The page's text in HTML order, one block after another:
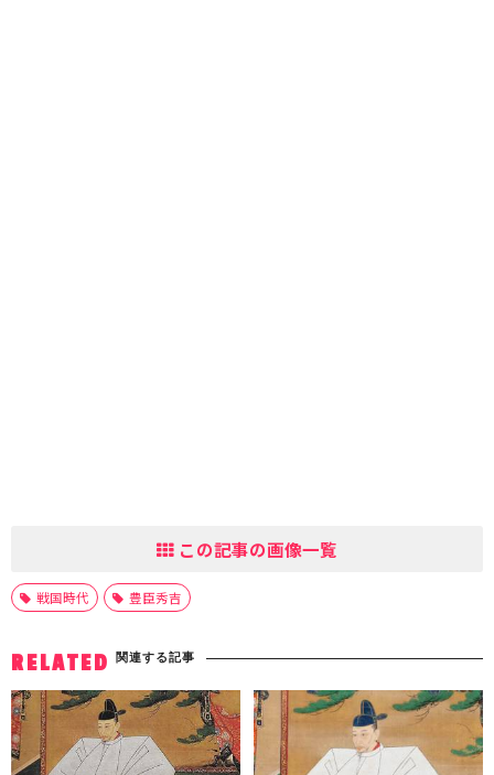
この記事の画像一覧
戦国時代 豊臣秀吉
RELATED 関連する記事